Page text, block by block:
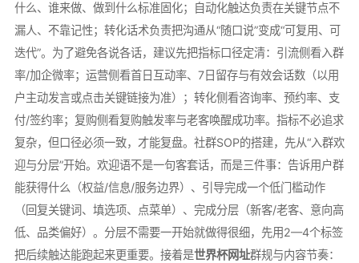
什么、谁来做、做到什么标准固化；自动化触达负责在关键节点不
漏人、不靠记性；转化话术负责把沟通从“随口说”变成“可复用、可
迭代”。为了避免各说各话，建议先把指标口径定清：引流侧看入群
率/加企微率；运营侧看首日互动率、7日留存与有效会话数（以用
户主动发言或点击关键链接为准）；转化侧看咨询率、预约率、支
付/签约率；复购侧看复购触发率与老客唤醒成功率。指标不必追求
复杂，但口径必须一致，才能复盘。社群SOP的搭建，先从“入群欢
迎与分层”开始。欢迎语不是一句客套话，而是三件事：告诉用户群
能获得什么（权益/信息/服务边界）、引导完成一个低门槛动作
（回复关键词、填选项、点菜单）、完成分层（新客/老客、意向高
低、品类偏好）。分层不需要一开始就做得很细，先用2—4个标签
把后续触达能跑起来更重要。接着是世界杯网址群规与内容节奏：